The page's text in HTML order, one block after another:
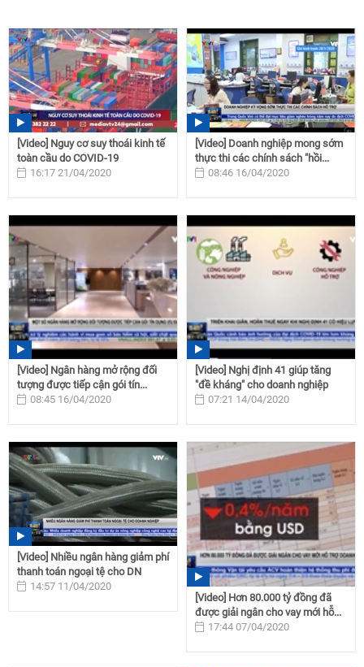
[Video] Nguy cơ suy thoái kinh tế
toàn cầu do COVID-19
16:17 21/04/2020
[Video] Doanh nghiệp mong sớm
thực thi các chính sách "hồi...
08:46 16/04/2020
[Video] Ngân hàng mở rộng đối
tượng được tiếp cận gói tín...
08:45 16/04/2020
[Video] Nghị định 41 giúp tăng
"đề kháng" cho doanh nghiệp
07:21 14/04/2020
[Video] Nhiều ngân hàng giảm phí
thanh toán ngoại tệ cho DN
14:57 11/04/2020
[Video] Hơn 80.000 tỷ đồng đã
được giải ngân cho vay mới hỗ...
17:44 07/04/2020